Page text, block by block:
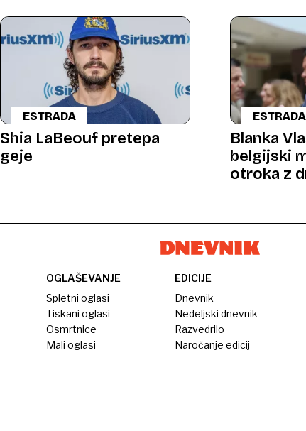
ESTRADA
Shia LaBeouf pretepa
geje
ESTRADA
Blanka
belgijski
otroka z
OGLAŠEVANJE
Spletni oglasi
Tiskani oglasi
Osmrtnice
Mali oglasi
EDICIJE
Dnevnik
Nedeljski dnevnik
Razvedrilo
Naročanje edicij